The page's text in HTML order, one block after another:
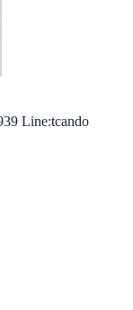
Line:tcando